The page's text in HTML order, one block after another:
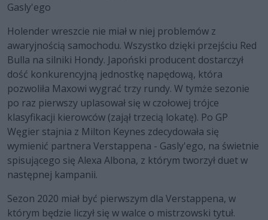
Gasly'ego
Holender wreszcie nie miał w niej problemów z
awaryjnością samochodu. Wszystko dzięki przejściu Red
Bulla na silniki Hondy. Japoński producent dostarczył
dość konkurencyjną jednostkę napędową, która
pozwoliła Maxowi wygrać trzy rundy. W tymże sezonie
po raz pierwszy uplasował się w czołowej trójce
klasyfikacji kierowców (zajął trzecią lokatę). Po GP
Węgier stajnia z Milton Keynes zdecydowała się
wymienić partnera Verstappena - Gasly'ego, na świetnie
spisującego się Alexa Albona, z którym tworzył duet w
następnej kampanii.
Sezon 2020 miał być pierwszym dla Verstappena, w
którym będzie liczył się w walce o mistrzowski tytuł.